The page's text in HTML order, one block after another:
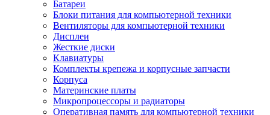
Батареи
Блоки питания для компьютерной техники
Вентиляторы для компьютерной техники
Дисплеи
Жесткие диски
Клавиатуры
Комплекты крепежа и корпусные запчасти
Корпуса
Материнские платы
Микропроцессоры и радиаторы
Оперативная память для компьютерной техники